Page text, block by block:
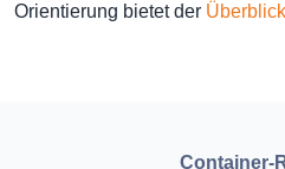
Orientierung bietet der
Container-